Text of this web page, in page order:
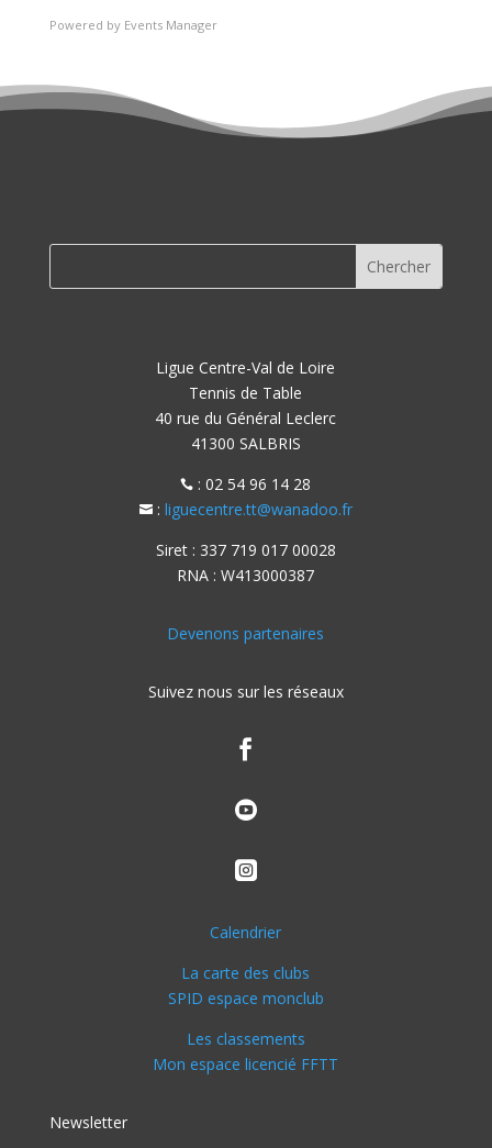
Powered by Events Manager
Ligue Centre-Val de Loire
Tennis de Table
40 rue du Général Leclerc
41300 SALBRIS
 : 02 54 96 14 28
: liguecentre.tt@wanadoo.fr
Siret : 337 719 017 00028
RNA : W413000387
Devenons partenaires
Suivez nous sur les réseaux



Calendrier
La carte des clubs
SPID espace monclub
Les classements
Mon espace licencié FFTT
Newsletter